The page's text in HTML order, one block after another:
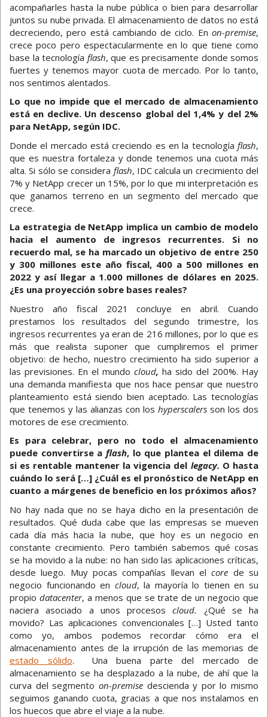
acompañarles hasta la nube pública o bien para desarrollar
juntos su nube privada. El almacenamiento de datos no está
decreciendo, pero está cambiando de ciclo. En on-premise,
crece poco pero espectacularmente en lo que tiene como
base la tecnología flash, que es precisamente donde somos
fuertes y tenemos mayor cuota de mercado. Por lo tanto,
nos sentimos alentados.
Lo que no impide que el mercado de almacenamiento
está en declive. Un descenso global del 1,4% y del 2%
para NetApp, según IDC.
Donde el mercado está creciendo es en la tecnología flash,
que es nuestra fortaleza y donde tenemos una cuota más
alta. Si sólo se considera flash, IDC calcula un crecimiento del
7% y NetApp crecer un 15%, por lo que mi interpretación es
que ganamos terreno en un segmento del mercado que
crece.
La estrategia de NetApp implica un cambio de modelo
hacia el aumento de ingresos recurrentes. Si no
recuerdo mal, se ha marcado un objetivo de entre 250
y 300 millones este año fiscal, 400 a 500 millones en
2022 y así llegar a 1.000 millones de dólares en 2025.
¿Es una proyección sobre bases reales?
Nuestro año fiscal 2021 concluye en abril. Cuando
prestamos los resultados del segundo trimestre, los
ingresos recurrentes ya eran de 216 millones, por lo que es
más que realista suponer que cumpliremos el primer
objetivo: de hecho, nuestro crecimiento ha sido superior a
las previsiones. En el mundo cloud, ha sido del 200%. Hay
una demanda manifiesta que nos hace pensar que nuestro
planteamiento está siendo bien aceptado. Las tecnologías
que tenemos y las alianzas con los hyperscalers son los dos
motores de ese crecimiento.
Es para celebrar, pero no todo el almacenamiento
puede convertirse a flash, lo que plantea el dilema de
si es rentable mantener la vigencia del legacy. O hasta
cuándo lo será […] ¿Cuál es el pronóstico de NetApp en
cuanto a márgenes de beneficio en los próximos años?
No hay nada que no se haya dicho en la presentación de
resultados. Qué duda cabe que las empresas se mueven
cada día más hacia la nube, que hoy es un negocio en
constante crecimiento. Pero también sabemos qué cosas
se ha movido a la nube: no han sido las aplicaciones críticas,
desde luego. Muy pocas compañías llevan elcore de su
negocio funcionando en cloud, la mayoría lo tienen en su
propio datacenter, a menos que se trate de un negocio que
naciera asociado a unos procesoscloud.
¿Qué se ha
movido? Las aplicaciones convencionales […] Usted tanto
como yo, ambos podemos recordar cómo era el
almacenamiento antes de la irrupción de las memorias de
estado sólido. Una buena parte del mercado de
almacenamiento se ha desplazado a la nube, de ahí que la
curva del segmento on-premisedescienda y por lo mismo
seguimos ganando cuota, gracias a que nos instalamos en
los huecos que abre el viaje a la nube.